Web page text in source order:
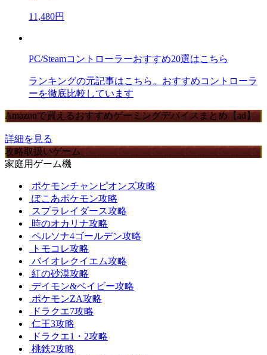
11,480円
PC/Steamコントローラーおすすめ20選はこちら
ランキングの元記事はこちら。おすすめコントローラ
ーを徹底比較しています
Amazonで買えるおすすめゲーミングデバイスまとめ【ad】
詳細を見る
攻略取扱いゲーム
家庭用ゲーム機
ポケモンチャンピオンズ攻略
ぽこあポケモン攻略
スプラレイダース攻略
時のオカリナ攻略
ペルソナ4ゴールデン攻略
トモコレ攻略
バイオレクイエム攻略
紅の砂漠攻略
デイモン&ベイビー攻略
ポケモンZA攻略
ドラクエ7攻略
仁王3攻略
ドラクエ1・2攻略
桃鉄2攻略